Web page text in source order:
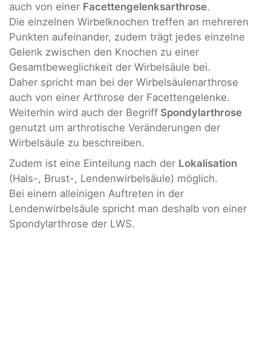
auch von einer Facettengelenksarthrose.
Die einzelnen Wirbelknochen treffen an mehreren
Punkten aufeinander, zudem trägt jedes einzelne
Gelenk zwischen den Knochen zu einer
Gesamtbeweglichkeit der Wirbelsäule bei.
Daher spricht man bei der Wirbelsäulenarthrose
auch von einer Arthrose der Facettengelenke.
Weiterhin wird auch der Begriff Spondylarthrose
genutzt um arthrotische Veränderungen der
Wirbelsäule zu beschreiben.
Zudem ist eine Einteilung nach der Lokalisation
(Hals-, Brust-, Lendenwirbelsäule) möglich.
Bei einem alleinigen Auftreten in der
Lendenwirbelsäule spricht man deshalb von einer
Spondylarthrose der LWS.